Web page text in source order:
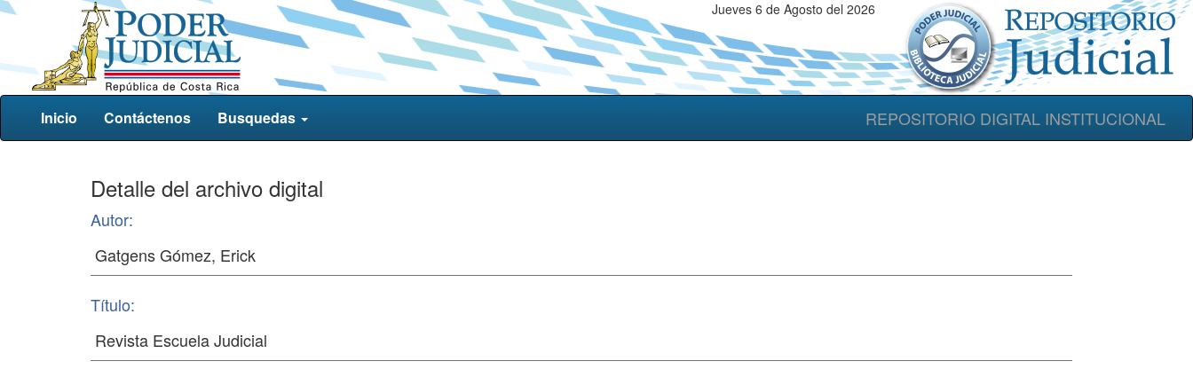
Jueves 6 de Agosto del 2026
REPOSITORIO DIGITAL INSTITUCIONAL
Inicio Contáctenos Busquedas
Detalle del archivo digital
Autor:
Título: